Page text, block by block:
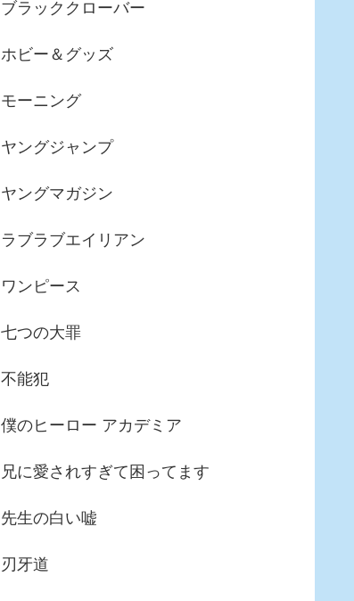
ブラッククローバー
ホビー＆グッズ
モーニング
ヤングジャンプ
ヤングマガジン
ラブラブエイリアン
ワンピース
七つの大罪
不能犯
僕のヒーロー アカデミア
兄に愛されすぎて困ってます
先生の白い嘘
刃牙道